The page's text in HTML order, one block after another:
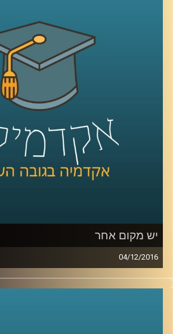
שמגדיר אותם החוק, וכנראה
רובנו. מקרים של הדרת
מוסריות, משפחתיות, שאלות
לערכים מסוימים. דוקטור רונן
מסביר על הדין הישראלי לעומת
האמריקאי, האירופי והעברי.
קרדיט תמונות:AudioVersity
יש מקום אחר
04/12/2016
המדינות ומנהיגיהן להגדיר